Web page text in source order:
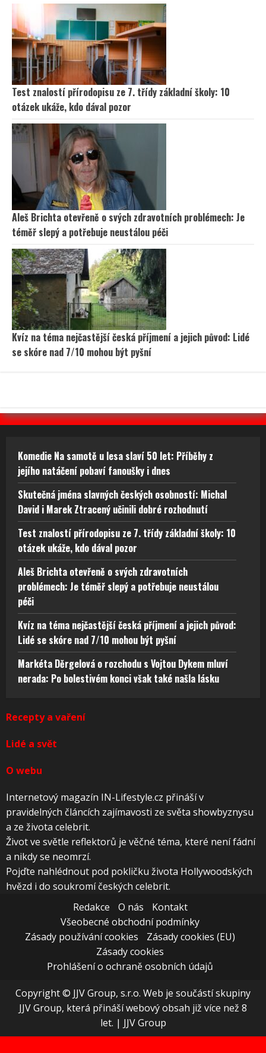
Test znalostí přírodopisu ze 7. třídy základní školy: 10
otázek ukáže, kdo dával pozor
Aleš Brichta otevřeně o svých zdravotních problémech: Je
téměř slepý a potřebuje neustálou péči
Kvíz na téma nejčastější česká příjmení a jejich původ: Lidé
se skóre nad 7/10 mohou být pyšní
Komedie Na samotě u lesa slaví 50 let: Příběhy z
jejího natáčení pobaví fanoušky i dnes
Skutečná jména slavných českých osobností: Michal
David i Marek Ztracený učinili dobré rozhodnutí
Test znalostí přírodopisu ze 7. třídy základní školy: 10
otázek ukáže, kdo dával pozor
Aleš Brichta otevřeně o svých zdravotních
problémech: Je téměř slepý a potřebuje neustálou
péči
Kvíz na téma nejčastější česká příjmení a jejich původ:
Lidé se skóre nad 7/10 mohou být pyšní
Markéta Děrgelová o rozchodu s Vojtou Dykem mluví
nerada: Po bolestivém konci však také našla lásku
Recepty a vaření
Lidé a svět
O webu
Internetový magazín IN-Lifestyle.cz přináší v
pravidelných článcích zajímavosti ze světa showbyznysu
a ze života celebrit.
Život ve světle reflektorů je věčné téma, které není fádní
a nikdy se neomrzí.
Pojďte nahlédnout pod pokličku života Hollywoodských
hvězd i do soukromí českých celebrit.
Redakce
O nás
Kontakt
Všeobecné obchodní podmínky
Zásady používání cookies
Zásady cookies (EU)
Zásady cookies
Prohlášení o ochraně osobních údajů
Copyright © JJV Group, s.r.o. Web je součástí skupiny
JJV Group, která přináší webový obsah již více než 8
let. | JJV Group